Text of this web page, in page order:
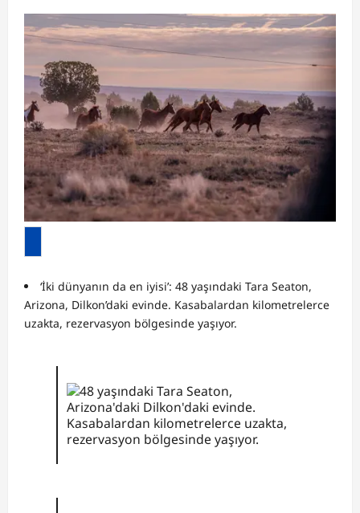
‘İki dünyanın da en iyisi’: 48 yaşındaki Tara Seaton,
Arizona, Dilkon’daki evinde. Kasabalardan kilometrelerce
uzakta, rezervasyon bölgesinde yaşıyor.